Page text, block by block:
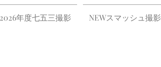
2026年度七五三撮影 NEWスマッシュ撮影